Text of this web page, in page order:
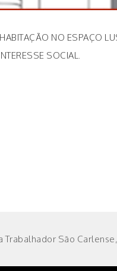
HABITAÇÃO NO
SOCIAL.
Trabalhador São